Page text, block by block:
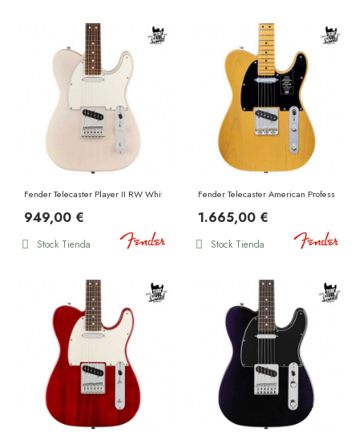
Fender Telecaster Player II RW White Blonde
949,00 €
Stock Tienda
Fender Telecaster American
1.665,00 €
Stock Tienda